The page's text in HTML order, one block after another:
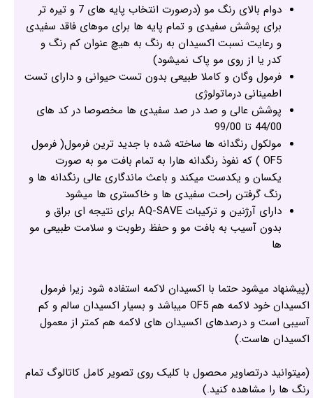
دوام بالای رنگ مو (درصورت انتخاب پایه های 7 و تیره تر
برای پوشش سفیدی و تمام پایه ها برای موهای فاقد سفیدی
و رعایت نسبت اکسیدان به رنگ به هیچ عنوان کم رنگ و
کدر یا از روی مو پاک نمیشود)
فرمول وگان و کاملا طبیعی بدون تست حیوانی و دارای تست
اطمینانی درماتولوژی
پوشش عالی و صد در صد سفیدی ها مخصوصا در کد های
44/00 تا 99/00
مولکول رنگدانه ها ساخته شده با جدید ترین فرمول( فرمول
OF5 ) که نفوذ رنگدانه هارا به تمام بافت مو به صورت
یکسان و یکدست میکند و باعث ماندگاری عالی رنگدانه ها و
رنگ گرفتن راحت سفیدی ها و خاکستری ها میشود
دارای آرژنین و ترکیبات AQ-SAVE برای نتیجه ای براق و
بدون آسیب به بافت مو و حفظ رطوبت و سلامت طبیعی مو
ها
(پیشنهاد میشود حتما با اکسیدان لاکمه استفاده شود زیرا فرمول
اکسیدان خود لاکمه هم OF5 میباشد و بسیار اکسیدان سالم و کم
آسیبی است و درصدهای اکسیدان های لاکمه هم کمتر از معمول
اکسیدان هاست.)
(میتوانید درتصاویر محصول با کلیک روی تصویر کامل کاتالوگ تمام
رنگ ها را مشاهده کنید.)